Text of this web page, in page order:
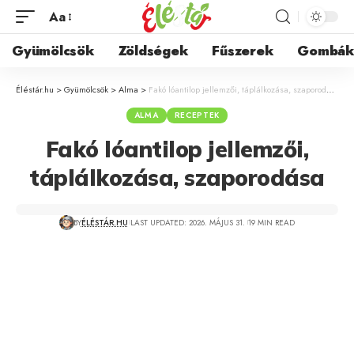
Aa
Gyümölcsök Zöldségek Fűszerek Gombák
Éléstár.hu >Gyümölcsök >Alma > Fakó lóantilop jellemzői, táplálkozása, szaporodása
ALMA RECEPTEK
Fakó lóantilop jellemzői,
táplálkozása, szaporodása
BYÉLÉSTÁR.HU LAST UPDATED: 2026. MÁJUS 31. 19 MIN READ